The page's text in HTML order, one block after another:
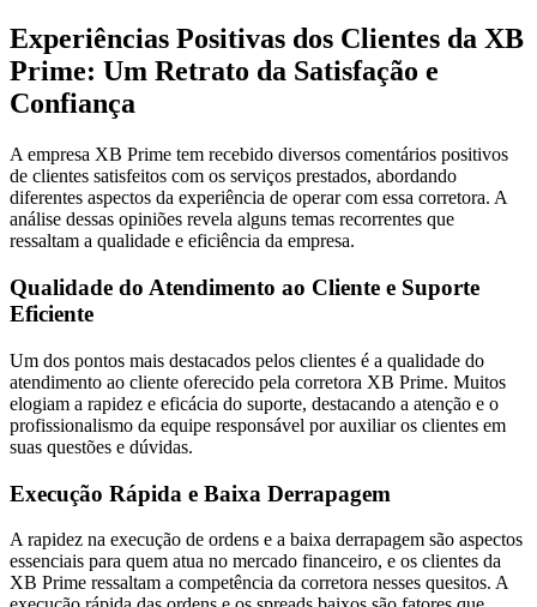
Experiências Positivas dos Clientes da XB
Prime: Um Retrato da Satisfação e
Confiança
A empresa XB Prime tem recebido diversos comentários positivos
de clientes satisfeitos com os serviços prestados, abordando
diferentes aspectos da experiência de operar com essa corretora. A
análise dessas opiniões revela alguns temas recorrentes que
ressaltam a qualidade e eficiência da empresa.
Qualidade do Atendimento ao Cliente e Suporte
Eficiente
Um dos pontos mais destacados pelos clientes é a qualidade do
atendimento ao cliente oferecido pela corretora XB Prime. Muitos
elogiam a rapidez e eficácia do suporte, destacando a atenção e o
profissionalismo da equipe responsável por auxiliar os clientes em
suas questões e dúvidas.
Execução Rápida e Baixa Derrapagem
A rapidez na execução de ordens e a baixa derrapagem são aspectos
essenciais para quem atua no mercado financeiro, e os clientes da
XB Prime ressaltam a competência da corretora nesses quesitos. A